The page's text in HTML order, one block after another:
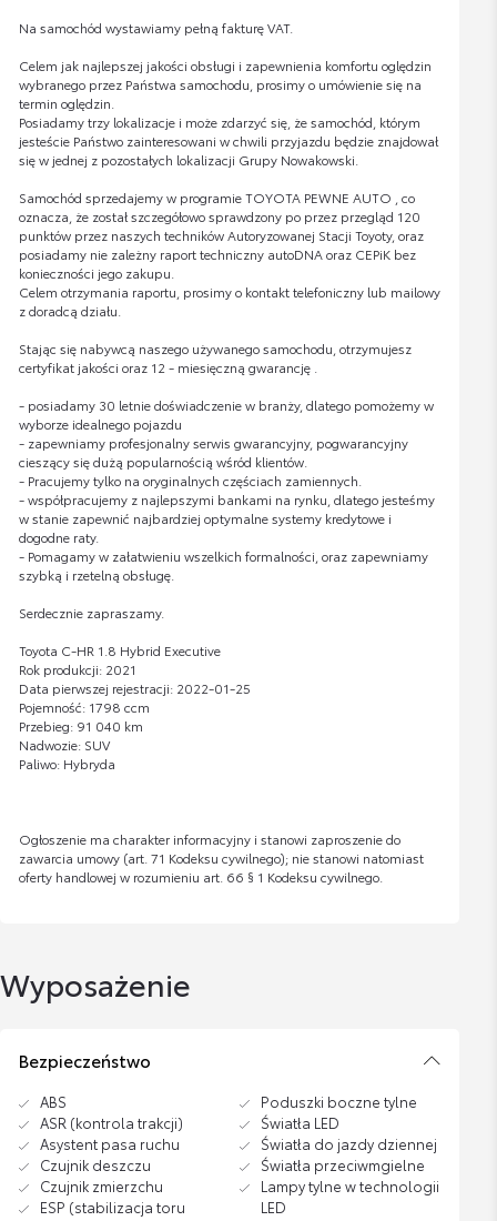
Na samochód wystawiamy pełną fakturę VAT.
Celem jak najlepszej jakości obsługi i zapewnienia komfortu oględzin
wybranego przez Państwa samochodu, prosimy o umówienie się na
termin oględzin.
Posiadamy trzy lokalizacje i może zdarzyć się, że samochód, którym
jesteście Państwo zainteresowani w chwili przyjazdu będzie znajdował
się w jednej z pozostałych lokalizacji Grupy Nowakowski.
Samochód sprzedajemy w programie TOYOTA PEWNE AUTO , co
oznacza, że został szczegółowo sprawdzony po przez przegląd 120
punktów przez naszych techników Autoryzowanej Stacji Toyoty, oraz
posiadamy nie zależny raport techniczny autoDNA oraz CEPiK bez
konieczności jego zakupu.
Celem otrzymania raportu, prosimy o kontakt telefoniczny lub mailowy
z doradcą działu.
Stając się nabywcą naszego używanego samochodu, otrzymujesz
certyfikat jakości oraz 12 - miesięczną gwarancję .
- posiadamy 30 letnie doświadczenie w branży, dlatego pomożemy w
wyborze idealnego pojazdu
- zapewniamy profesjonalny serwis gwarancyjny, pogwarancyjny
cieszący się dużą popularnością wśród klientów.
- Pracujemy tylko na oryginalnych częściach zamiennych.
- współpracujemy z najlepszymi bankami na rynku, dlatego jesteśmy
w stanie zapewnić najbardziej optymalne systemy kredytowe i
dogodne raty.
- Pomagamy w załatwieniu wszelkich formalności, oraz zapewniamy
szybką i rzetelną obsługę.
Serdecznie zapraszamy.
Toyota C-HR 1.8 Hybrid Executive
Rok produkcji: 2021
Data pierwszej rejestracji: 2022-01-25
Pojemność: 1798 ccm
Przebieg: 91 040 km
Nadwozie: SUV
Paliwo: Hybryda
Ogłoszenie ma charakter informacyjny i stanowi zaproszenie do
zawarcia umowy (art. 71 Kodeksu cywilnego); nie stanowi natomiast
oferty handlowej w rozumieniu art. 66 § 1 Kodeksu cywilnego.
Wyposażenie
Bezpieczeństwo
ABS
ASR (kontrola trakcji)
Asystent pasa ruchu
Czujnik deszczu
Czujnik zmierzchu
ESP (stabilizacja toru
Poduszki boczne tylne
Światła LED
Światła do jazdy dziennej
Światła przeciwmgielne
Lampy tylne w technologii
LED